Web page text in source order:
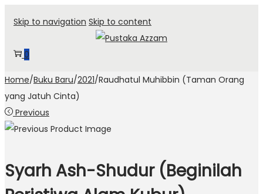
Skip to navigation Skip to content
0
Home/Buku Baru/2021/Raudhatul Muhibbin (Taman Orang
yang Jatuh Cinta)
Previous
Syarh Ash-Shudur (Beginilah